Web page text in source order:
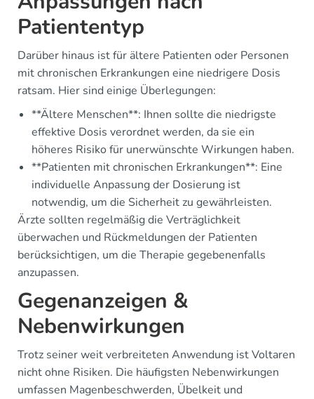
Patiententyp
Darüber hinaus ist für ältere Patienten oder Personen
mit chronischen Erkrankungen eine niedrigere Dosis
ratsam. Hier sind einige Überlegungen:
**Ältere Menschen**: Ihnen sollte die niedrigste
effektive Dosis verordnet werden, da sie ein
höheres Risiko für unerwünschte Wirkungen haben.
**Patienten mit chronischen Erkrankungen**: Eine
individuelle Anpassung der Dosierung ist
notwendig, um die Sicherheit zu gewährleisten.
Ärzte sollten regelmäßig die Verträglichkeit
überwachen und Rückmeldungen der Patienten
berücksichtigen, um die Therapie gegebenenfalls
anzupassen.
Gegenanzeigen &
Nebenwirkungen
Trotz seiner weit verbreiteten Anwendung ist Voltaren
nicht ohne Risiken. Die häufigsten Nebenwirkungen
umfassen Magenbeschwerden, Übelkeit und